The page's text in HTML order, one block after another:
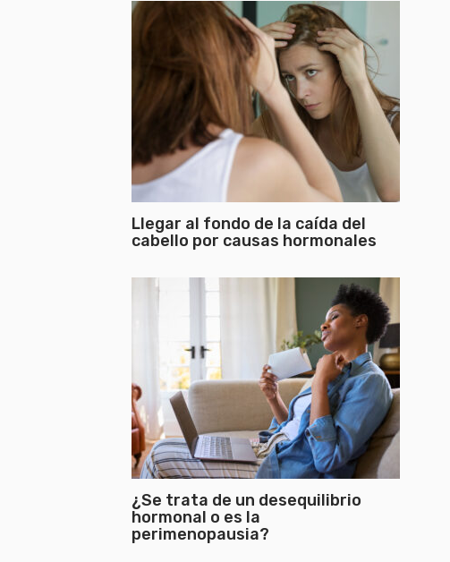
Llegar al fondo de la caída del
cabello por causas hormonales
¿Se trata de un desequilibrio
hormonal o es la
perimenopausia?